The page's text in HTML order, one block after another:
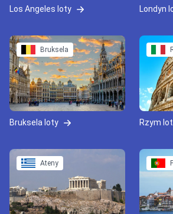
Los Angeles loty Londyn
Bruksela
Bruksela loty Rzym
Ateny